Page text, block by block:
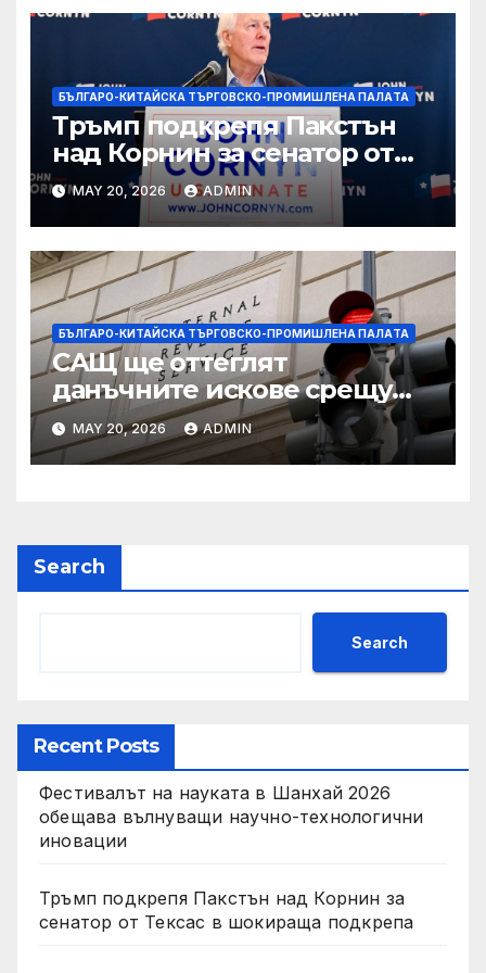
БЪЛГАРО-КИТАЙСКА ТЪРГОВСКО-ПРОМИШЛЕНА ПАЛAТА
Тръмп подкрепя Пакстън
над Корнин за сенатор от
Тексас в шокираща
подкрепа
MAY 20, 2026 ADMIN
БЪЛГАРО-КИТАЙСКА ТЪРГОВСКО-ПРОМИШЛЕНА ПАЛAТА
САЩ ще оттеглят
данъчните искове срещу
Тръмп „завинаги“ в
сделката за съдебно дело с
IRS
MAY 20, 2026 ADMIN
Search
Search
Recent Posts
Фестивалът на науката в Шанхай 2026
обещава вълнуващи научно-технологични
иновации
Тръмп подкрепя Пакстън над Корнин за
сенатор от Тексас в шокираща подкрепа